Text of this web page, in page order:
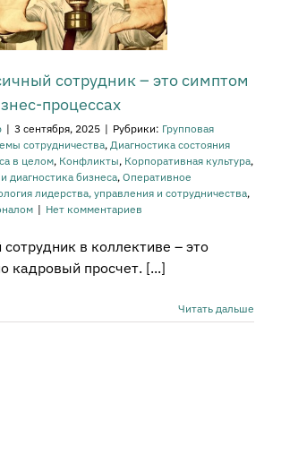
сотрудник – это симптом
процессах
| 3 сентября, 2025 | Рубрики: Групповая
сотрудничества, Диагностика состояния
в целом, Конфликты, Корпоративная культура,
бизнеса, Оперативное
лидерства, управления и сотрудничества,
| Нет комментариев
в коллективе – это
кадровый просчет. [...]
Читать дальше